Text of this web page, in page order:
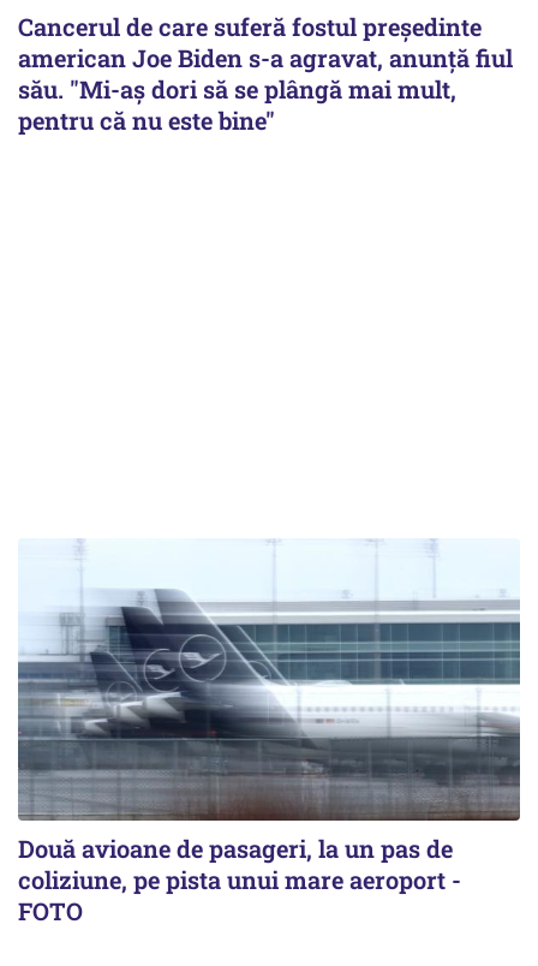
Cancerul de care suferă fostul preşedinte
american Joe Biden s-a agravat, anunță fiul
său. "Mi-aș dori să se plângă mai mult,
pentru că nu este bine"
Două avioane de pasageri, la un pas de
coliziune, pe pista unui mare aeroport -
FOTO